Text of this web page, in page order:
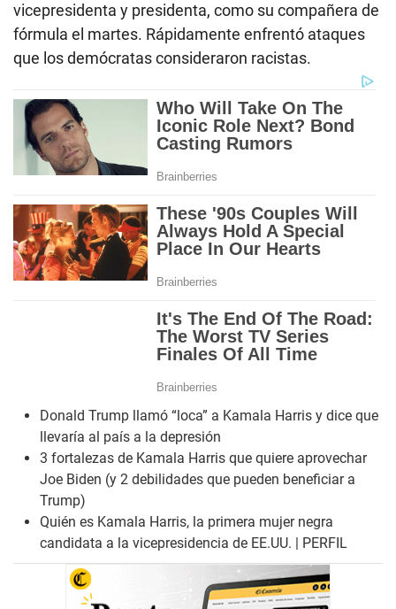
vicepresidenta y presidenta, como su compañera de
fórmula el martes. Rápidamente enfrentó ataques
que los demócratas consideraron racistas.
Donald Trump llamó “loca” a Kamala Harris y dice que
llevaría al país a la depresión
3 fortalezas de Kamala Harris que quiere aprovechar
Joe Biden (y 2 debilidades que pueden beneficiar a
Trump)
Quién es Kamala Harris, la primera mujer negra
candidata a la vicepresidencia de EE.UU. | PERFIL